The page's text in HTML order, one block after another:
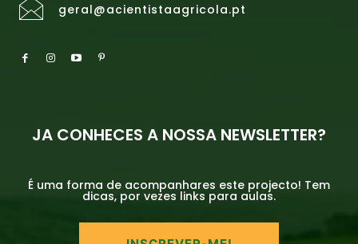
geral@acientistaagricola.pt
JA CONHECES A NOSSA NEWSLETTER?
É uma forma de acompanhares este projecto! Tem
dicas, por vezes links para aulas.